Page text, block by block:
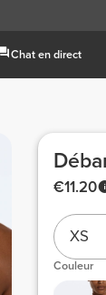
Chat en direct
€11.20
XS
Couleur